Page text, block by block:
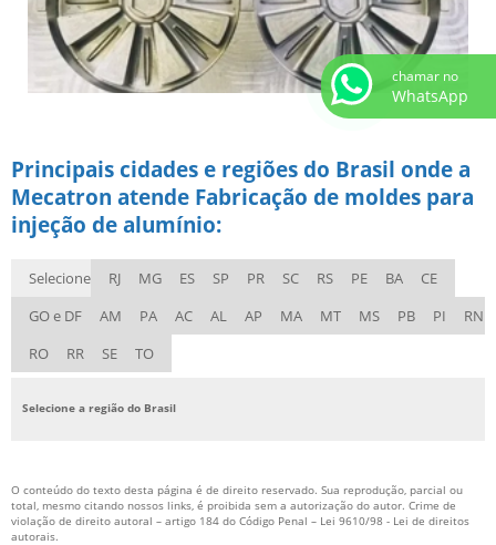
Principais cidades e regiões do Brasil onde a
Mecatron atende Fabricação de moldes para
injeção de alumínio:
Selecione RJ MG ES SP PR SC RS PE BA
CE
GO e DF
AM PA AC AL AP MA MT MS PB PI
RN
RO
RR SE TO
Selecione a região do Brasil
O conteúdo do texto desta página é de direito reservado. Sua reprodução, parcial ou
total, mesmo citando nossos links, é proibida sem a autorização do autor. Crime de
violação de direito autoral – artigo 184 do Código Penal – Lei 9610/98 - Lei de direitos
autorais.
chamar no
WhatsApp